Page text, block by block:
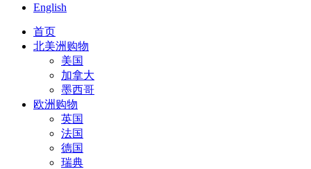
English
首页
北美洲购物
美国
加拿大
墨西哥
欧洲购物
英国
法国
德国
瑞典